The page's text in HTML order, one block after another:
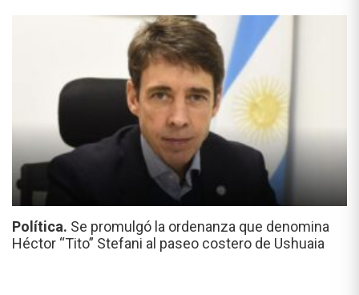
Política. Se promulgó la ordenanza que denomina
Héctor “Tito” Stefani al paseo costero de Ushuaia